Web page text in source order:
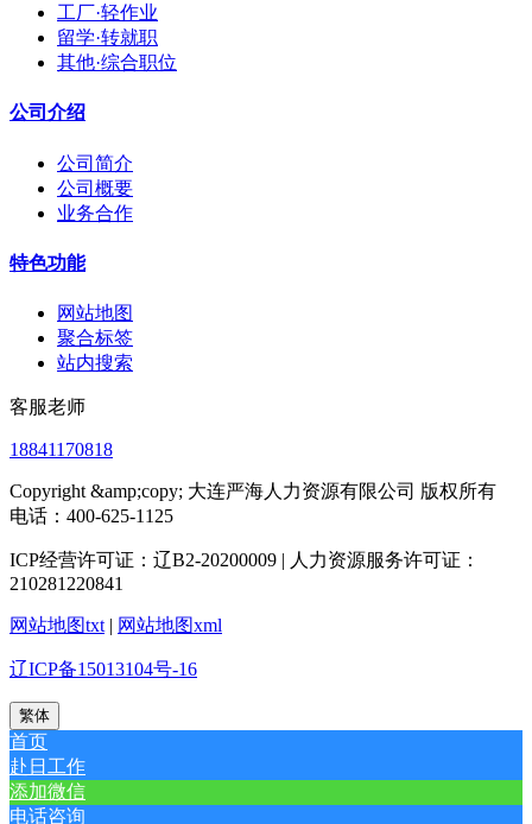
工厂·轻作业
留学·转就职
其他·综合职位
公司介绍
公司简介
公司概要
业务合作
特色功能
网站地图
聚合标签
站内搜索
客服老师
18841170818
Copyright &amp;copy; 大连严海人力资源有限公司 版权所有
电话：400-625-1125
ICP经营许可证：辽B2-20200009 | 人力资源服务许可证：
210281220841
网站地图txt | 网站地图xml
辽ICP备15013104号-16
繁体
首页
赴日工作
添加微信
电话咨询